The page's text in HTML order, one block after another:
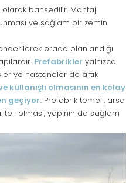
bahsedilir. Montajı
ve sağlam bir zemin
orada planlandığı
Prefabrikler yalnızca
ve hastaneler de artık
kullanışlı olmasının en kolay
geçiyor. Prefabrik temeli, arsa
olması, yapının da sağlam